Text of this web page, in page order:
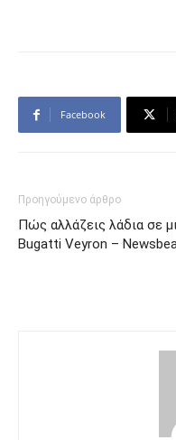
Facebook
Προηγούμενο άρθρο
Πώς αλλάζεις λάδια σε
Bugatti Veyron –